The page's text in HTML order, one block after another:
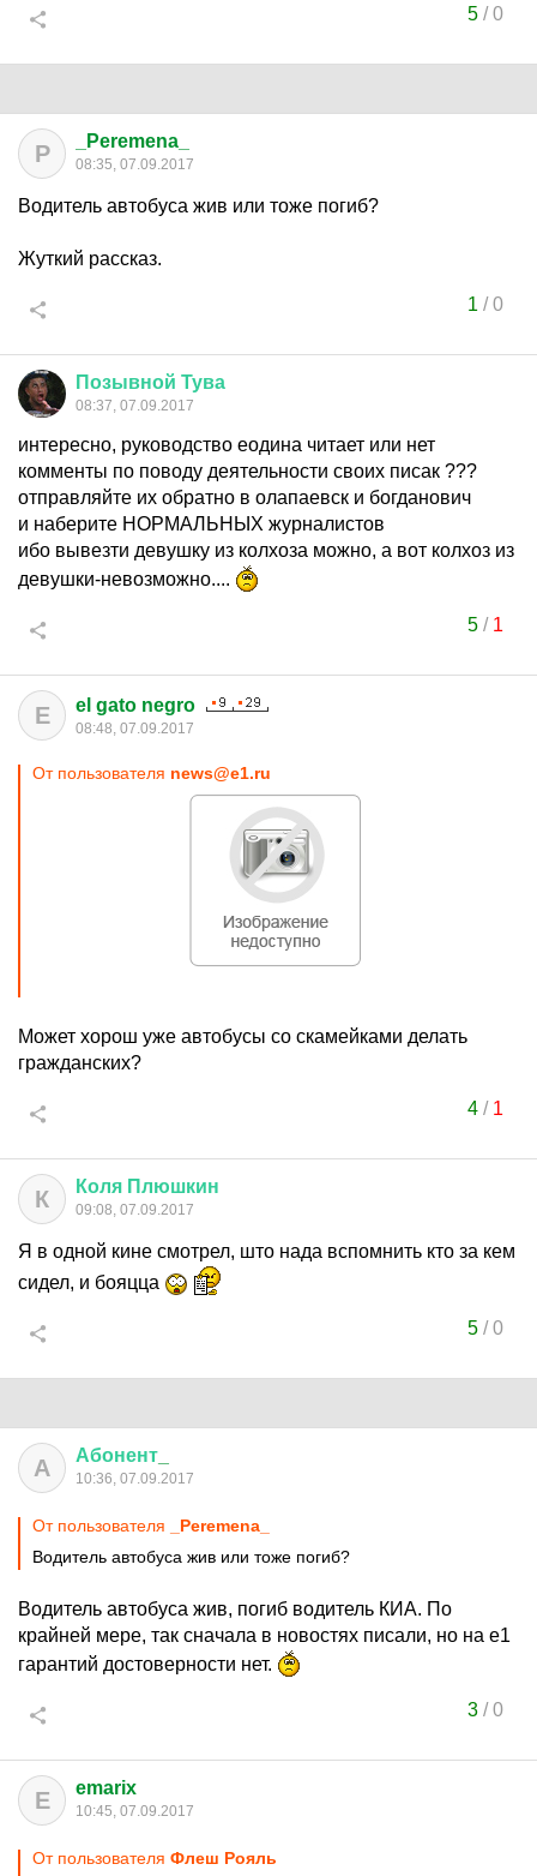
5/0
P _Peremena_
08:35, 07.09.2017
Водитель автобуса жив или тоже погиб?
Жуткий рассказ.
1 /0
Позывной Тува
08:37, 07.09.2017
интересно, руководство еодина читает или нет
комменты по поводу деятельности своих писак ???
отправляйте их обратно в олапаевск и богданович
и наберите НОРМАЛЬНЫХ журналистов
ибо вывезти девушку из колхоза можно, а вот колхоз из
девушки-невозможно....
5/ 1
E el gato negro
08:48, 07.09.2017
От пользователя news@e1.ru
Может хорош уже автобусы со скамейками делать
гражданских?
4/ 1
К Коля Плюшкин
09:08, 07.09.2017
Я в одной кине смотрел, што нада вспомнить кто за кем
сидел, и бояцца
5/0
А Абонент
10:36, 07.09.2017
От пользователя
_Peremena_
Водитель автобуса жив или тоже погиб?
Водитель автобуса жив, погиб водитель КИА. По
крайней мере, так сначала в новостях писали, но на е1
гарантий достоверности нет.
3/0
E emarix
10:45, 07.09.2017
От пользователя Флеш Рояль